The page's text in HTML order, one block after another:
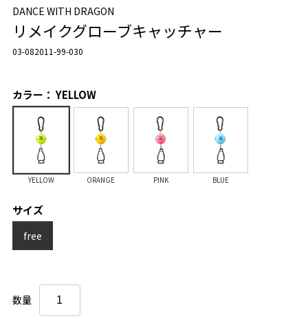
DANCE WITH DRAGON
リメイクグローブキャッチャー
03-082011-99-030
カラー： YELLOW
YELLOW ORANGE PINK BLUE
サイズ
free
数量